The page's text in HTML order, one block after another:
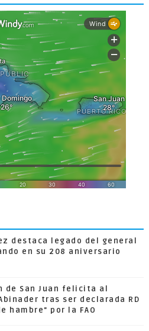
destaca legado del general
en su 208 aniversario
de San Juan felicita al
tras ser declarada RD
hambre" por la FAO